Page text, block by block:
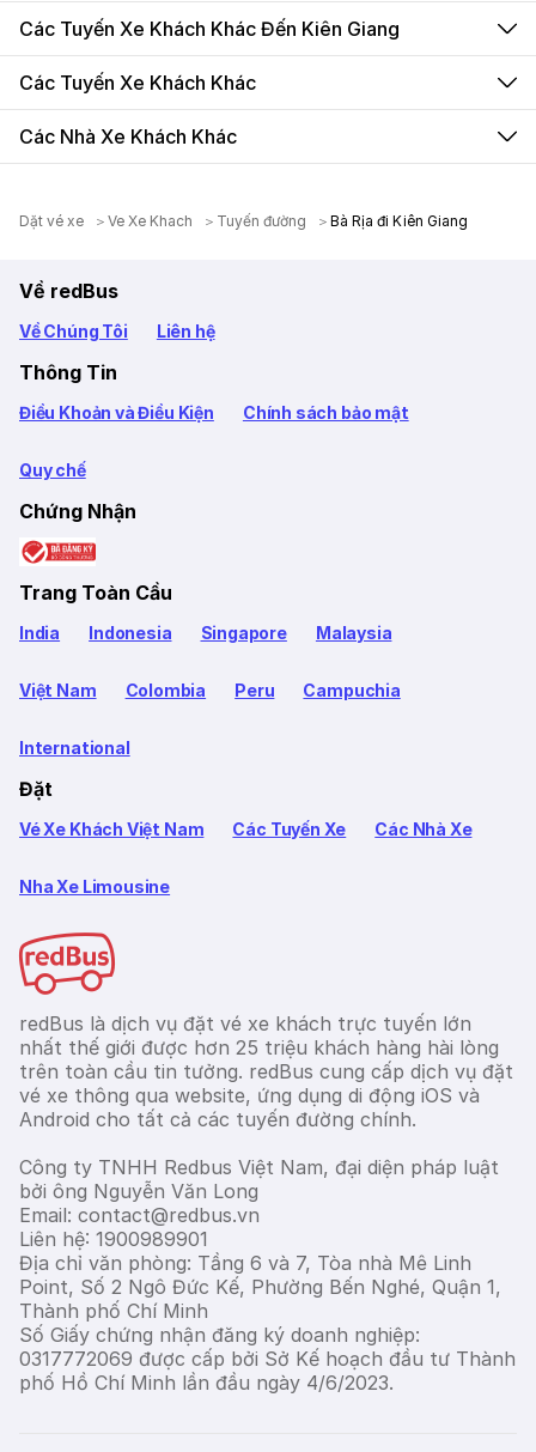
Các Tuyến Xe Khách Khác Đến Kiên Giang
Các Tuyến Xe Khách Khác
Các Nhà Xe Khách Khác
Dặt vé xe Ve Xe Khach Tuyến đường Bà Rịa đi Kiên Giang
Về redBus
Về Chúng Tôi Liên hệ
Thông Tin
Điều Khoản và Điều Kiện Chính sách bảo mật
Quy chế
Chứng Nhận
Trang Toàn Cầu
India Indonesia Singapore Malaysia
Việt Nam Colombia Peru Campuchia
International
Đặt
Vé Xe Khách Việt Nam Các Tuyến Xe Các Nhà Xe
Nha Xe Limousine
redBus là dịch vụ đặt vé xe khách trực tuyến lớn
nhất thế giới được hơn 25 triệu khách hàng hài lòng
trên toàn cầu tin tưởng. redBus cung cấp dịch vụ đặt
vé xe thông qua website, ứng dụng di động iOS và
Android cho tất cả các tuyến đường chính.
Công ty TNHH Redbus Việt Nam, đại diện pháp luật
bởi ông Nguyễn Văn Long
Email: contact@redbus.vn
Liên hệ: 1900989901
Địa chỉ văn phòng: Tầng 6 và 7, Tòa nhà Mê Linh
Point, Số 2 Ngô Đức Kế, Phường Bến Nghé, Quận 1,
Thành phố Chí Minh
Số Giấy chứng nhận đăng ký doanh nghiệp:
0317772069 được cấp bởi Sở Kế hoạch đầu tư Thành
phố Hồ Chí Minh lần đầu ngày 4/6/2023.